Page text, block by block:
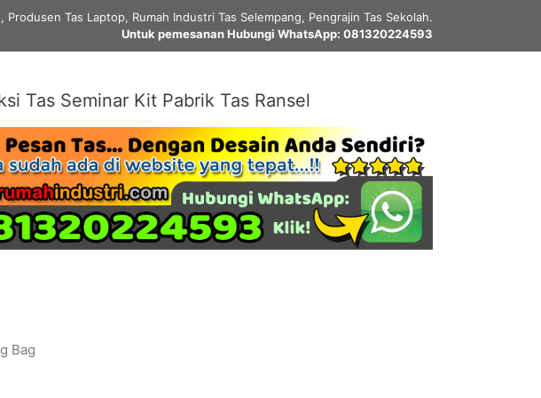
Tas Laptop, Rumah Industri Tas Selempang, Pengrajin Tas Sekolah.
Untuk pemesanan Hubungi WhatsApp: 081320224593
Tas Seminar Kit Pabrik Tas Ransel
Bag